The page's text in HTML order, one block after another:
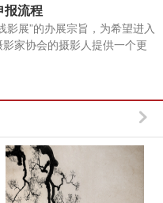
报流程
影展”的办展宗旨，为希望进入
家协会的摄影人提供一个更